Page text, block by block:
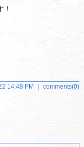
14:48 PM ｜ comments(0)